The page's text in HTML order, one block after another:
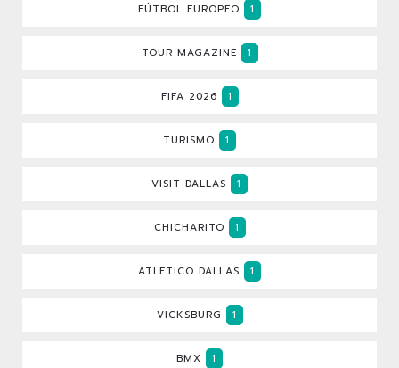
FÚTBOL EUROPEO 1
TOUR MAGAZINE 1
FIFA 2026 1
TURISMO 1
VISIT DALLAS 1
CHICHARITO 1
ATLETICO DALLAS 1
VICKSBURG 1
BMX 1